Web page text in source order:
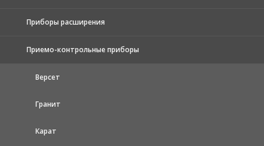
Приборы расширения
Приемо-контрольные приборы
Версет
Гранит
Карат